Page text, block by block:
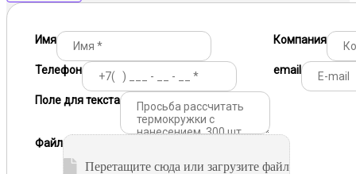
Имя Компания
Телефон email
Поле для текста
Файл
Перетащите сюда или загрузите файл